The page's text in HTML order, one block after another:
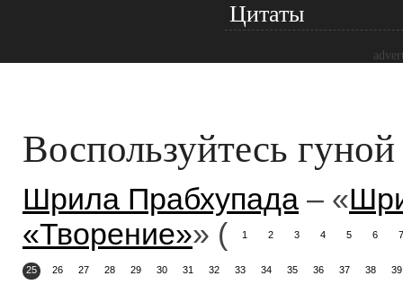
Цитаты
Воспользуйтесь
Шрила Прабхупада – «
«Творение»» ( 1 2 3 4 5 6 7
25 26 27 28 29 30 31 32 33 34 35 36 37 38 39